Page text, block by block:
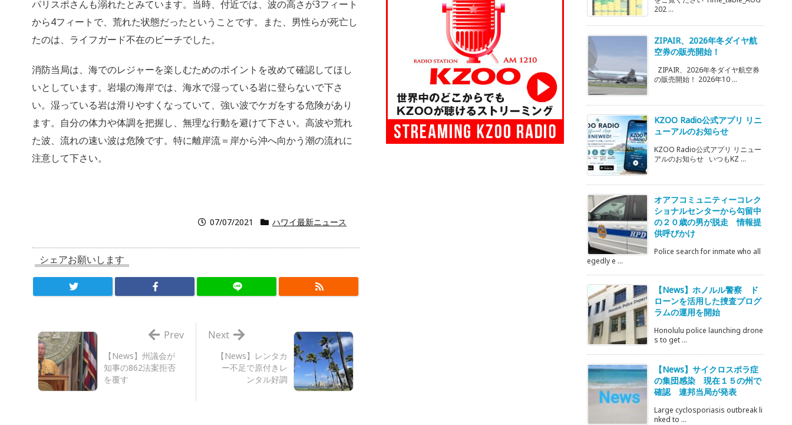
パリスポさんも溺れたとみています。当時、付近では、波の高さが3フィート
から4フィートで、荒れた状態だったということです。また、男性らが死亡し
たのは、ライフガード不在のビーチでした。
消防当局は、海でのレジャーを楽しむためのポイントを改めて確認してほし
いとしています。岩場の海岸では、海水で湿っている岩に登らないで下さ
い。湿っている岩は滑りやすくなっていて、強い波でケガをする危険があり
ます。自分の体力や体調を把握し、無理な行動を避けて下さい。高波や荒れ
た波、流れの速い波は危険です。特に離岸流＝岸から沖へ向かう潮の流れに
注意して下さい。
07/07/2021 ハワイ最新ニュース
シェアお願いします
【News】レンタカ
ー不足で原付きレ
ンタル好調
Next
【News】州議会が
知事の862法案拒否
を覆す
Prev
202 ...
ZIPAIR、2026年冬ダイヤ航
空券の販売開始！
ZIPAIR、2026年冬ダイヤ航空券
の販売開始！ 2026年10 ...
KZOO Radio公式アプリ リニ
ューアルのお知らせ
KZOO Radio公式アプリ リニュー
アルのお知らせ いつもKZ ...
オアフコミュニティーコレク
ショナルセンターから勾留中
の２０歳の男が脱走 情報提
供呼びかけ
Police search for inmate who all
egedly e ...
【News】ホノルル警察 ド
ローンを活用した捜査プログ
ラムの運用を開始
Honolulu police launching drone
s to get ...
【News】サイクロスポラ症
の集団感染 現在１５の州で
確認 連邦当局が発表
Large cyclosporiasis outbreak li
nked to ...